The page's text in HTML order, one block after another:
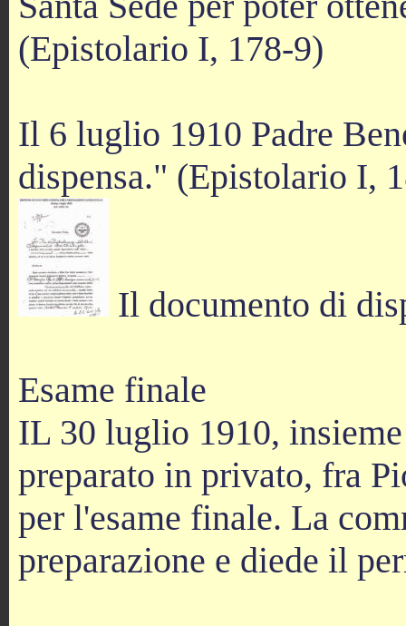
(Epistolario I, 178-9)
Il 6 luglio 1910 Padre
dispensa." (Epistolario I,
Il documento di
Esame finale
IL 30 luglio 1910,
preparato in privato, fra
per l'esame finale. La
preparazione e diede il